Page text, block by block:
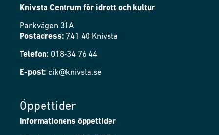
Knivsta Centrum för idrott och kultur
Parkvägen 31A
Postadress: 741 40 Knivsta
Telefon: 018-34 76 44
E-post: cik@knivsta.se
Öppettider
Informationens öppettider